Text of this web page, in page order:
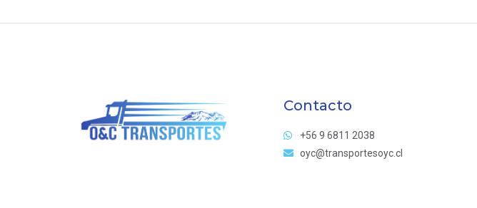
Contacto
+56 9 6811 2038
oyc@transportesoyc.cl